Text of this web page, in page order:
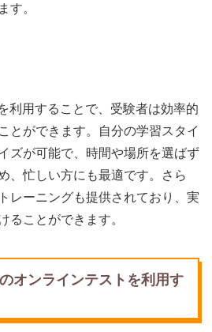
す。
利用することで、受験者は効率的
とができます。自分の学習スタイ
ズが可能で、時間や場所を選ばず
、忙しい方にも最適です。さら
レーニングも提供されており、実
ることができます。
オンラインテストを利用す